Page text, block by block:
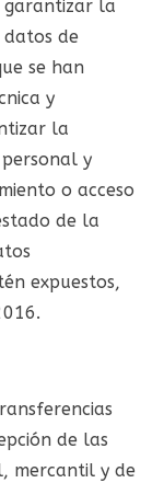
garantizar la
datos de
se han
y
la
y
o acceso
de la
expuestos,
de las
mercantil y de